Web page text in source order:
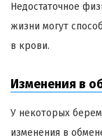
Недостаточное
жизни могут
в крови.
Изменения в
У некоторых
изменения в